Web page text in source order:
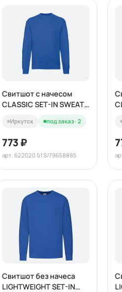
Свитшот с начесом
CLASSIC SET-IN SWEAT
Иркутск под заказ · 2
773 ₽
арт. 622020.51 S/79658885
Свитшот без начеса
LIGHTWEIGHT SET-IN